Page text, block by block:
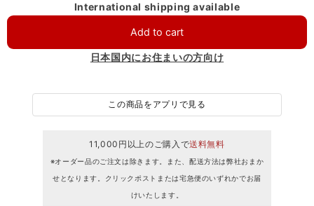
International shipping available
Add to cart
日本国内にお住まいの方向け
この商品をアプリで見る
11,000円以上のご購入で送料無料
※オーダー品のご注文は除きます。また、配送方法は弊社おまか
せとなります。クリックポストまたは宅急便のいずれかでお届
けいたします。